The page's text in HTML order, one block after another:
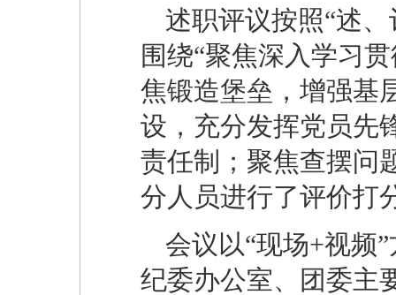
述职评议按照“述
围绕“聚焦深入学习
焦锻造堡垒，增强基
设，充分发挥党员先
责任制；聚焦查摆问
分人员进行了评价打
会议以“现场+视频
纪委办公室、团委主